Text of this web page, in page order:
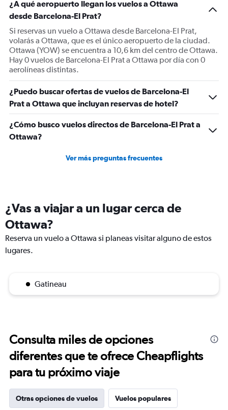
¿A qué aeropuerto llegan los vuelos a Ottawa
desde Barcelona-El Prat?
Si reservas un vuelo a Ottawa desde Barcelona-El Prat,
volarás a Ottawa, que es el único aeropuerto de la ciudad.
Ottawa (YOW) se encuentra a 10,6 km del centro de Ottawa.
Hay 0 vuelos de Barcelona-El Prat a Ottawa por día con 0
aerolíneas distintas.
¿Puedo buscar ofertas de vuelos de Barcelona-El
Prat a Ottawa que incluyan reservas de hotel?
¿Cómo busco vuelos directos de Barcelona-El Prat a
Ottawa?
Ver más preguntas frecuentes
¿Vas a viajar a un lugar cerca de
Ottawa?
Reserva un vuelo a Ottawa si planeas visitar alguno de estos
lugares.
Gatineau
Consulta miles de opciones
diferentes que te ofrece Cheapflights
para tu próximo viaje
Otras opciones de vuelos Vuelos populares